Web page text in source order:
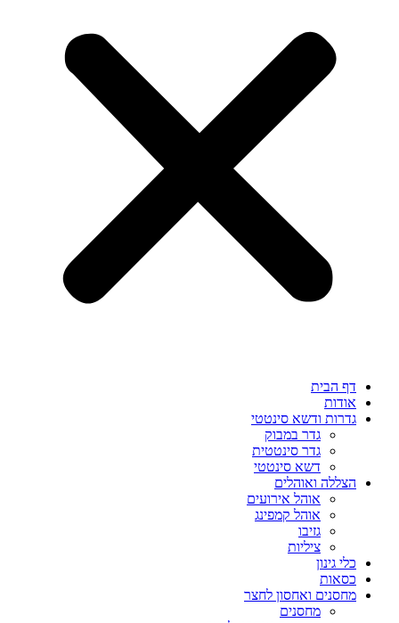
דף הבית
אודות
גדרות ודשא סינטטי
גדר במבוק
גדר סינטטית
דשא סינטטי
הצללה ואוהלים
אוהל אירועים
אוהל קמפינג
גזיבו
ציליות
כלי גינון
כסאות
מחסנים ואחסון לחצר
מחסנים